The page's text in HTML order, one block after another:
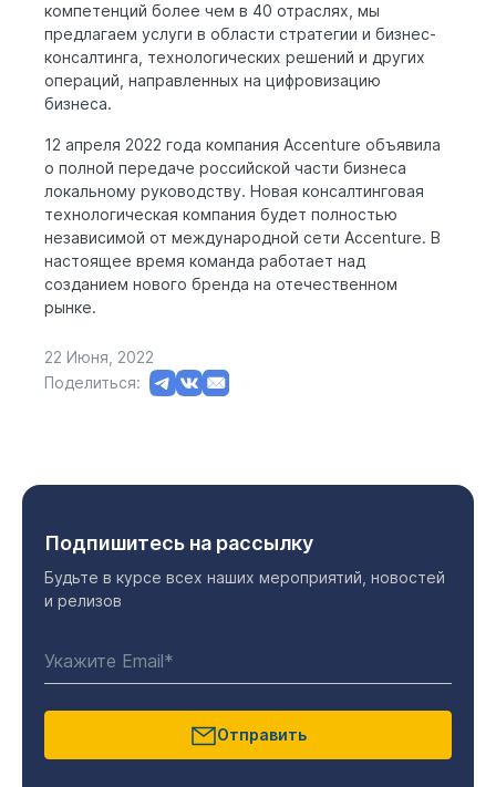
компетенций более чем в 40 отраслях, мы
предлагаем услуги в области стратегии и бизнес-
консалтинга, технологических решений и других
операций, направленных на цифровизацию
бизнеса.
12 апреля 2022 года компания Accenture объявила
о полной передаче российской части бизнеса
локальному руководству. Новая консалтинговая
технологическая компания будет полностью
независимой от международной сети Accenture. В
настоящее время команда работает над
созданием нового бренда на отечественном
рынке.
22 Июня, 2022
Поделиться:
Подпишитесь на рассылку
Будьте в курсе всех наших мероприятий, новостей
и релизов
Отправить